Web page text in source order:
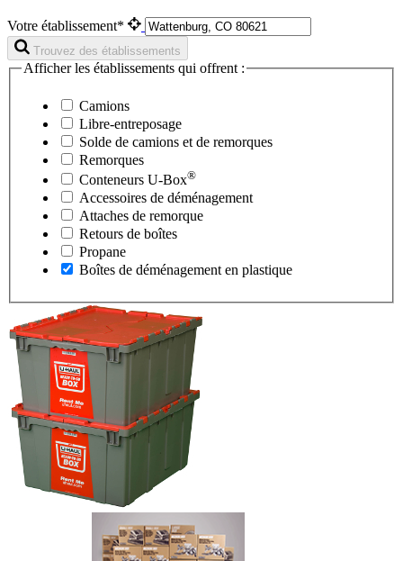
Votre établissement*
Trouvez des établissements
Afficher les établissements qui offrent :
Camions
Libre-entreposage
Solde de camions et de remorques
Remorques
Conteneurs U-Box®
Accessoires de déménagement
Attaches de remorque
Retours de boîtes
Propane
Boîtes de déménagement en plastique